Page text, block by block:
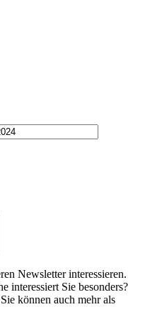
Newsletter interessieren.
interessiert Sie besonders?
können auch mehr als